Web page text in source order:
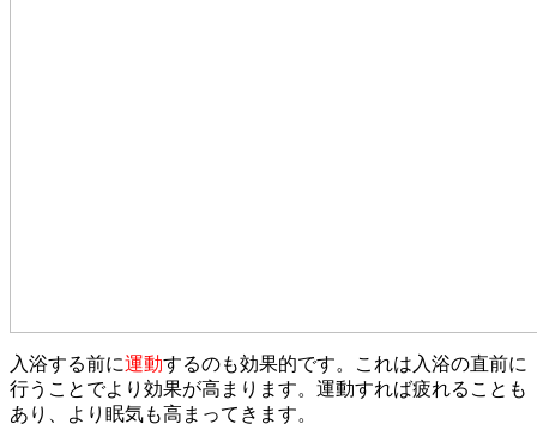
入浴する前に運動するのも効果的です。これは入浴の直前に
行うことでより効果が高まります。運動すれば疲れることも
あり、より眠気も高まってきます。